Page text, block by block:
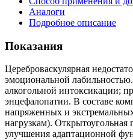
Аналоги
Подробное описание
Показания
Цереброваскулярная
эмоциональной
алкогольной интоксикации;
энцефалопатии. В составе
напряженных и
нагрузкам). Открытоугольная
улучшения адаптационной